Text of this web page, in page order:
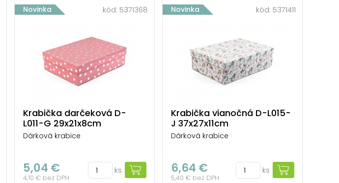
Novinka kód: 5371368
Krabička darčeková D-
L011-G 29x21x8cm
Dárková krabice
5,04 €
4,10 € bez DPH
ks
Novinka kód: 5371411
Krabička vianočná D-L015-
J 37x27x11cm
Dárková krabice
6,64 €
5,40 € bez DPH
ks